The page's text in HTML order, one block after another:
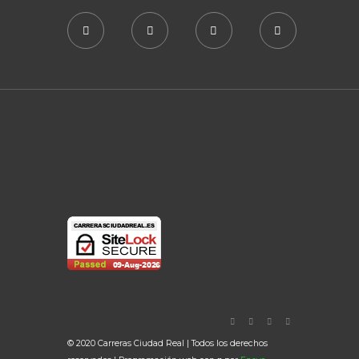
© 2020 Carreras Ciudad Real | Todos los derechos